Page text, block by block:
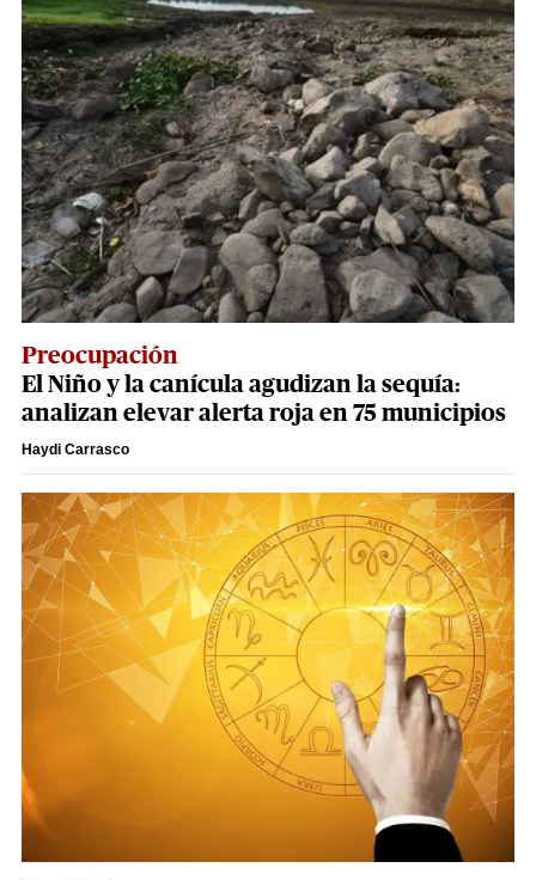
Preocupación
El Niño y la canícula agudizan la sequía:
analizan elevar alerta roja en 75 municipios
Haydi Carrasco